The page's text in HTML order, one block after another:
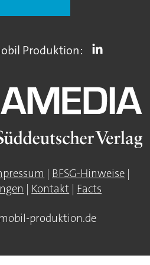
Produktion:
| BFSG-Hinweise |
| Kontakt | Facts
produktion.de